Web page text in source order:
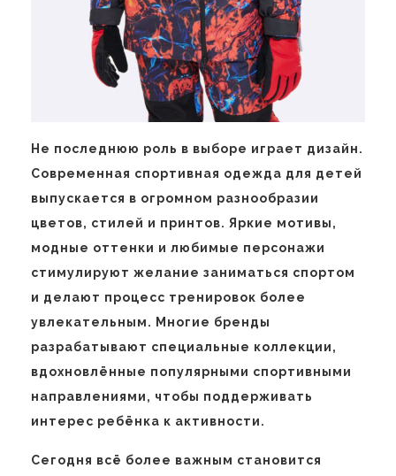
Не последнюю роль в выборе играет дизайн.
Современная спортивная одежда для детей
выпускается в огромном разнообразии
цветов, стилей и принтов. Яркие мотивы,
модные оттенки и любимые персонажи
стимулируют желание заниматься спортом
и делают процесс тренировок более
увлекательным. Многие бренды
разрабатывают специальные коллекции,
вдохновлённые популярными спортивными
направлениями, чтобы поддерживать
интерес ребёнка к активности.
Сегодня всё более важным становится